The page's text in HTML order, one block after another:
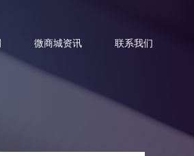
微商城资讯 联系我们